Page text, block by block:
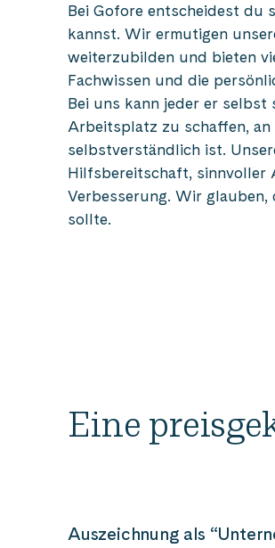
Bei Gofore entscheidest du
kannst. Wir ermutigen
weiterzubilden und bieten
Fachwissen und die
Bei uns kann jeder er selbst
Arbeitsplatz zu schaffen,
selbstverständlich ist.
Hilfsbereitschaft, sinnvoller
Verbesserung. Wir
sollte.
Eine
Auszeichnung als